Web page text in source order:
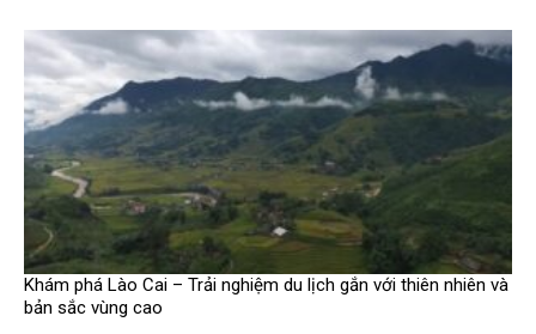
Khám phá Lào Cai – Trải nghiệm du lịch gắn với thiên nhiên và
bản sắc vùng cao